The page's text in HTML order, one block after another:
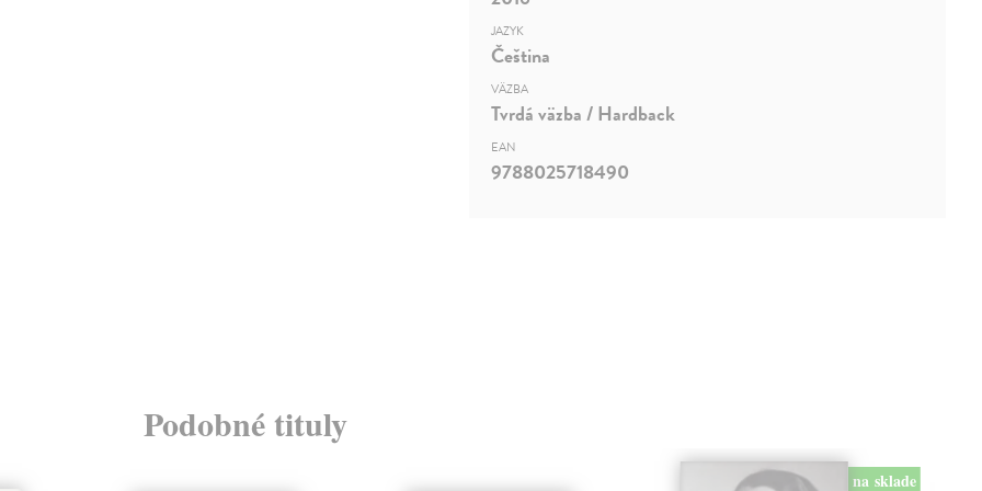
JAZYK
Čeština
VÄZBA
Tvrdá väzba / Hardback
EAN
9788025718490
Podobné tituly
na sklade